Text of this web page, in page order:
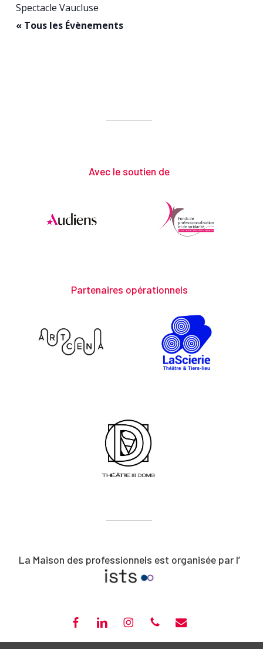
Spectacle Vaucluse
« Tous les Évènements
Avec le soutien de
Partenaires opérationnels
La Maison des professionnels est organisée par l’
FACEBOOKLINKEDININSTAGRAMPHONE EMAIL